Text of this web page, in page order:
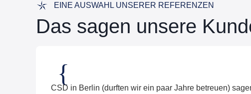
EINE AUSWAHL UNSERER REFERENZEN
Das sagen unsere
CSD in Berlin (durften wir ein paar Jahre betreuen)